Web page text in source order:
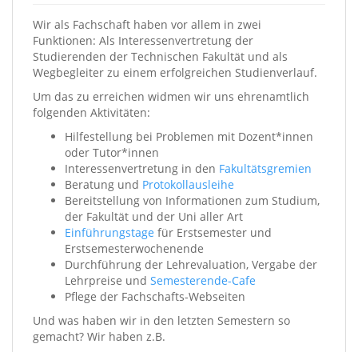
Wir als Fachschaft haben vor allem in zwei
Funktionen: Als Interessenvertretung der
Studierenden der Technischen Fakultät und als
Wegbegleiter zu einem erfolgreichen Studienverlauf.
Um das zu erreichen widmen wir uns ehrenamtlich
folgenden Aktivitäten:
Hilfestellung bei Problemen mit Dozent*innen
oder Tutor*innen
Interessenvertretung in den Fakultätsgremien
Beratung und Protokollausleihe
Bereitstellung von Informationen zum Studium,
der Fakultät und der Uni aller Art
Einführungstage für Erstsemester und
Erstsemesterwochenende
Durchführung der Lehrevaluation, Vergabe der
Lehrpreise und Semesterende-Cafe
Pflege der Fachschafts-Webseiten
Und was haben wir in den letzten Semestern so
gemacht? Wir haben z.B.